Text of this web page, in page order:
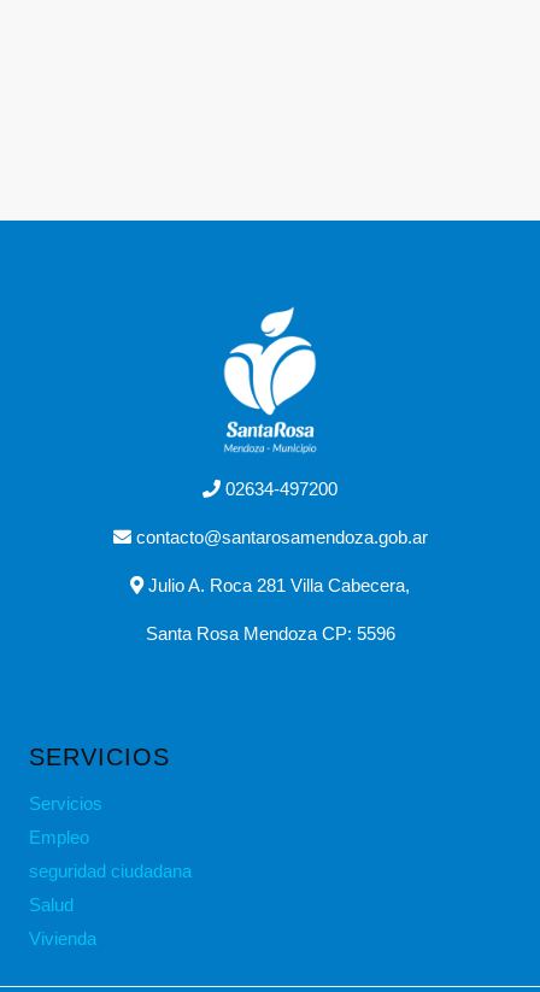
02634-497200
contacto@santarosamendoza.gob.ar
Julio A. Roca 281 Villa Cabecera,
Santa Rosa Mendoza CP: 5596
SERVICIOS
Servicios
Empleo
seguridad ciudadana
Salud
Vivienda